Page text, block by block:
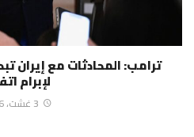
ترامب: المحادثات مع إيران
لإبرام
3 غشت، 2026